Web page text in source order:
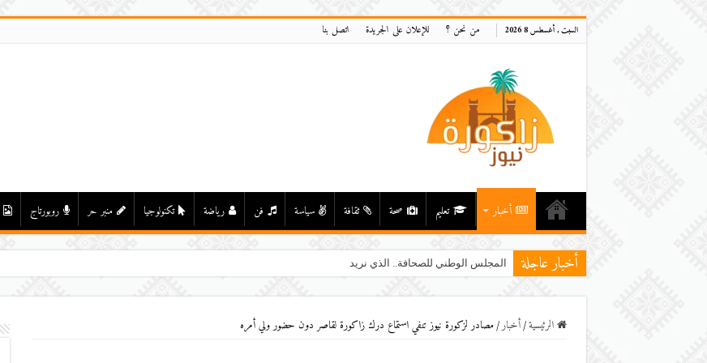
السبت , أغسطس 8 2026 من نحن ؟ للإعلان على الجريدة اتصل بنا
أخبار تعليم صحة ثقافة سياسة فن رياضة تكنولوجيا منبر حر روبورتاج
أخبار عاجلة المجلس الوطني للصحافة.. الذي نريد
الرئيسية/أخبار/مصادر لزكورة نيوز تنفي استماع درك زاكورة لقاصر دون حضور ولي أمره